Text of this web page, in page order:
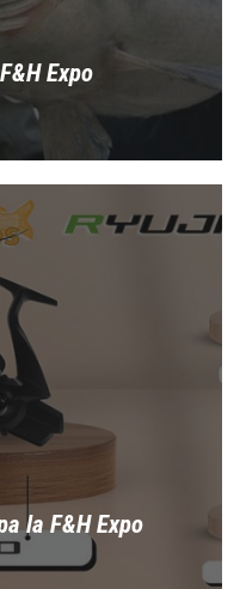
Expo
la F&H Expo